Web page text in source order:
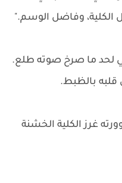
الكلية، وفاضل الوسم."
على جلده 10 ثواني لحد ما صرخ صوته طلع.
بالظبط.
غرز الكلية الخشنة